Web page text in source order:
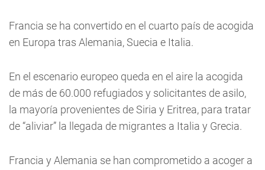
Francia se ha convertido en el cuarto país de acogida
en Europa tras Alemania, Suecia e Italia.
En el escenario europeo queda en el aire la acogida
de más de 60.000 refugiados y solicitantes de asilo,
la mayoría provenientes de Siria y Eritrea, para tratar
de “aliviar” la llegada de migrantes a Italia y Grecia.
Francia y Alemania se han comprometido a acoger a